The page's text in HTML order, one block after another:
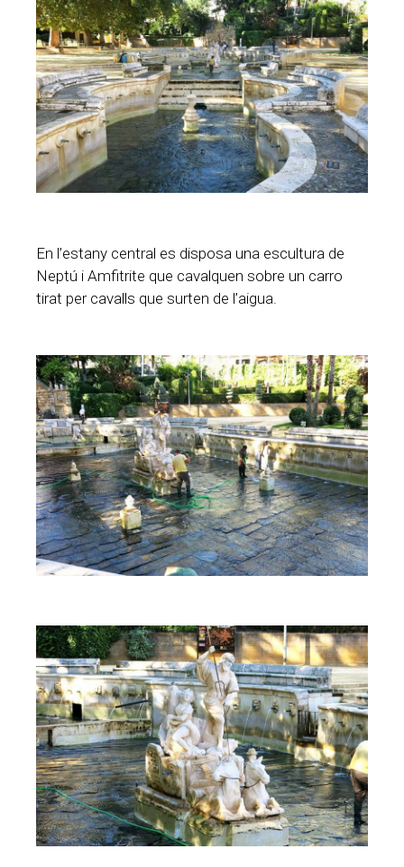
En l’estany central es disposa una escultura de
Neptú i Amfitrite que cavalquen sobre un carro
tirat per cavalls que surten de l’aigua.